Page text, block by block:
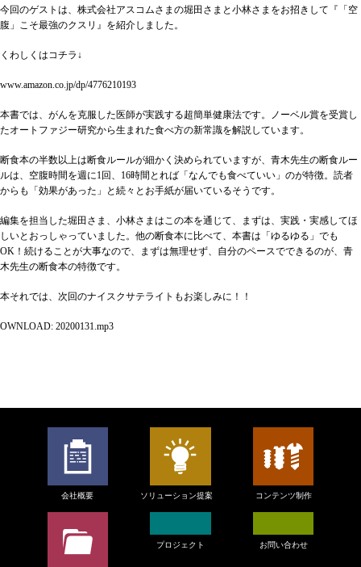
今回のゲストは、株式会社アスコムさまの堀田さまと小林さまをお招きして『「空
腹」こそ最強のクスリ』を紹介しました。
くわしくはコチラ↓
www.amazon.co.jp/dp/4776210193
本書では、がんを克服した医師が実践する超簡単健康法です。ノーベル賞を受賞し
たオートファジー研究から生まれた食べ方の新常識を解説しています。
断食本の半数以上は断食ルールが細かく決められていますが、青木先生の断食ルー
ルは、空腹時間を週に1回、16時間とれば「なんでも食べていい」のが特徴。読者
からも「効果があった」と続々とお手紙が届いているそうです。
編集を担当した堀田さま、小林さまはこの本を通じて、まずは、実践・実感してほ
しいとおっしゃっていました。他の断食本に比べて、本書は「ゆるゆる」でも
OK！続けることが大事なので、まずは無理せず、自分のペースでできるのが、青
木先生の断食本の特徴です。
本それでは、次回のナイスクサテライトもお楽しみに！！
OWNLOAD: 20200131.mp3
会社概要 ソリューション提案 コンテンツ制作
プロジェクト お問い合わせ